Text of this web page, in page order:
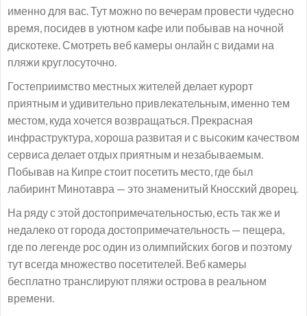
именно для вас. Тут можно по вечерам провести чудесно
время, посидев в уютном кафе или побывав на ночной
дискотеке. Смотреть веб камеры онлайн с видами на
пляжи круглосуточно.
Гостеприимство местных жителей делает курорт
приятным и удивительно привлекательным, именно тем
местом, куда хочется возвращаться. Прекрасная
инфраструктура, хороша развитая и с высоким качеством
сервиса делает отдых приятным и незабываемым.
Побывав на Кипре стоит посетить место, где был
лабиринт Минотавра — это знаменитый Кносский дворец.
На ряду с этой достопримечательностью, есть так же и
недалеко от города достопримечательность — пещера,
где по легенде рос один из олимпийских богов и поэтому
тут всегда множество посетителей. Веб камеры
бесплатно транслируют пляжи острова в реальном
времени.